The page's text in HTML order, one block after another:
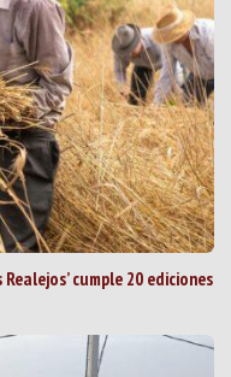
cumple 20 ediciones